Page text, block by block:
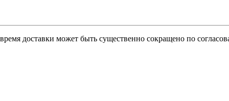
доставки может быть существенно сокращено по